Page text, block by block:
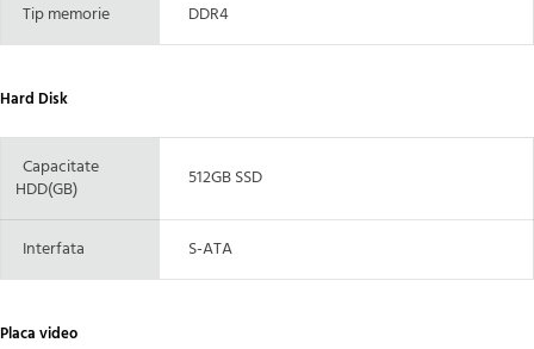
Tip memorie DDR4
Hard Disk
Capacitate
HDD(GB)
512GB SSD
Interfata S-ATA
Placa video